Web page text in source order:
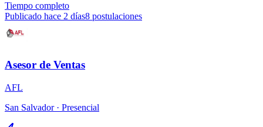
Tiempo completo
Publicado hace 2 días8 postulaciones
Asesor de Ventas
AFL
San Salvador · Presencial